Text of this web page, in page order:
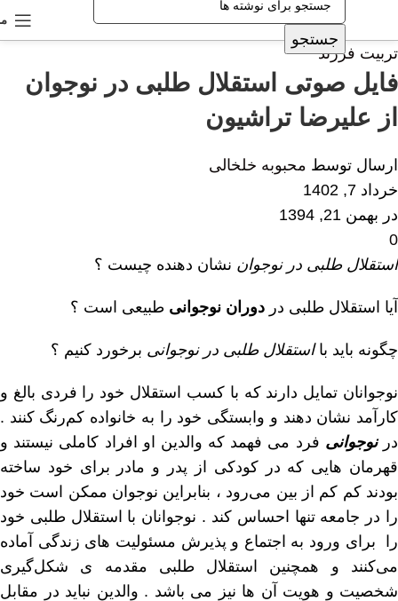
جستجو
تربیت فرزند
فایل صوتی استقلال طلبی در نوجوان
از علیرضا تراشیون
ارسال توسط محبوبه خلخالی
خرداد 7, 1402
در بهمن 21, 1394
0
استقلال طلبی در نوجوان نشان‌ دهنده‌ چیست ؟
آیا استقلال‌ طلبی در دوران نوجوانی طبیعی است ؟
چگونه باید با استقلال‌ طلبی در نوجوانی برخورد کنیم ؟
نوجوانان تمایل دارند که با کسب استقلال خود را فردی بالغ و
کارآمد نشان دهند و وابستگی خود را به خانواده کم‌رنگ کنند .
درنوجوانی فرد می فهمد که والدین او افراد کاملی نیستند و
قهرمان‌ هایی که در کودکی از پدر و مادر برای خود ساخته
بودند کم کم از بین می‌رود ، بنابراین نوجوان ممکن است خود
را در جامعه تنها احساس کند . نوجوانان با استقلال طلبی خود
را برای ورود به اجتماع و پذیرش مسئولیت های زندگی آماده
می‌کنند و همچنین استقلال طلبی مقدمه‌ ی شکل‌گیری
شخصیت و هویت آن‌ ها نیز می‌ باشد . والدین نباید در مقابل